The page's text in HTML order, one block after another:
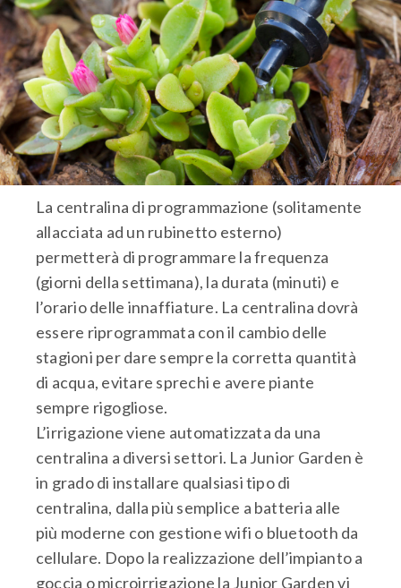
La centralina di programmazione (solitamente
allacciata ad un rubinetto esterno)
permetterà di programmare la frequenza
(giorni della settimana), la durata (minuti) e
l’orario delle innaffiature. La centralina dovrà
essere riprogrammata con il cambio delle
stagioni per dare sempre la corretta quantità
di acqua, evitare sprechi e avere piante
sempre rigogliose.
L’irrigazione viene automatizzata da una
centralina a diversi settori. La Junior Garden è
in grado di installare qualsiasi tipo di
centralina, dalla più semplice a batteria alle
più moderne con gestione wifi o bluetooth da
cellulare. Dopo la realizzazione dell’impianto a
goccia o microirrigazione la Junior Garden vi